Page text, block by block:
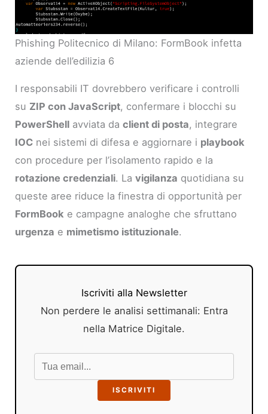
Phishing Politecnico di Milano: FormBook infetta
aziende dell’edilizia 6
I responsabili IT dovrebbero verificare i controlli
su ZIP con JavaScript, confermare i blocchi su
PowerShell avviata daclient di posta, integrare
IOC nei sistemi di difesa e aggiornare i playbook
con procedure per l’isolamento rapido e la
rotazione credenziali. Lavigilanza quotidiana su
queste aree riduce la finestra di opportunità per
FormBook e campagne analoghe che sfruttano
urgenza e mimetismo istituzionale.
Iscriviti alla Newsletter
Non perdere le analisi settimanali: Entra
nella Matrice Digitale.
ISCRIVITI